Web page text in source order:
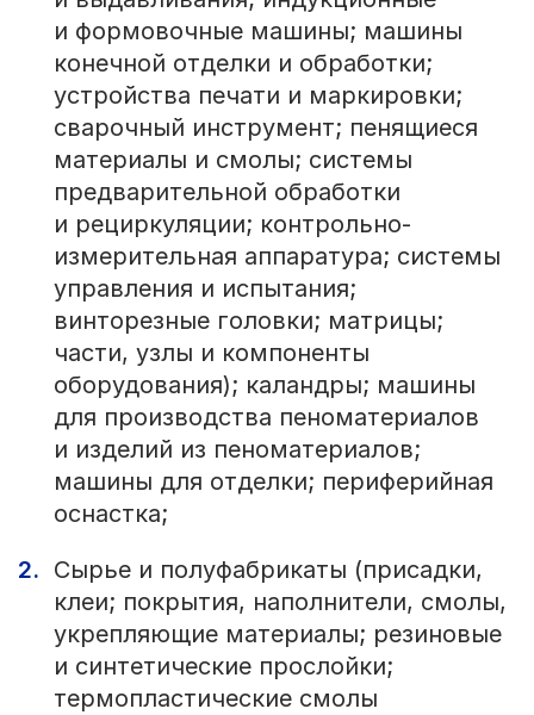
и формовочные машины; машины
конечной отделки и обработки;
устройства печати и маркировки;
сварочный инструмент; пенящиеся
материалы и смолы; системы
предварительной обработки
и рециркуляции; контрольно-
измерительная аппаратура; системы
управления и испытания;
винторезные головки; матрицы;
части, узлы и компоненты
оборудования); каландры; машины
для производства пеноматериалов
и изделий из пеноматериалов;
машины для отделки; периферийная
оснастка;
Сырье и полуфабрикаты (присадки,
клеи; покрытия, наполнители, смолы,
укрепляющие материалы; резиновые
и синтетические прослойки;
термопластические смолы